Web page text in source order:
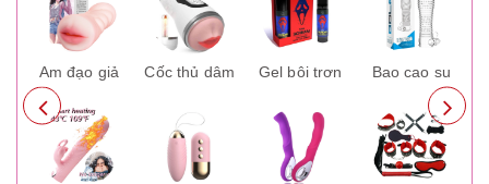
Âm đạo giả Cốc thủ dâm Gel bôi trơn Bao cao su